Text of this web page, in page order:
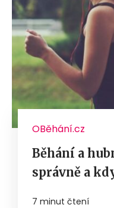
OBěhání.cz
Běhání a
správně a
7 minut čtení